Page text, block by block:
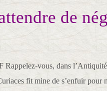
de
Rappelez-vous, dans
fit mine de s’enfuir pour